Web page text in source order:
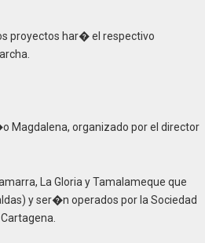
proyectos har� el respectivo
Magdalena, organizado por el director
La Gloria y Tamalameque que
y ser�n operados por la Sociedad